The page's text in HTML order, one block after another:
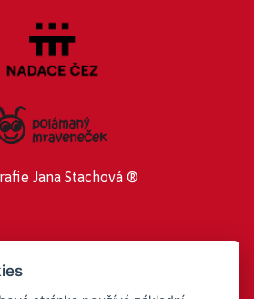
Jana Stachová ®